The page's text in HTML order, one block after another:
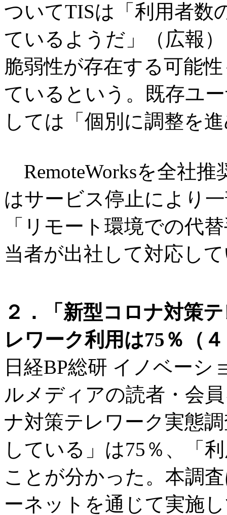
ついてTISは「利用者数
ているようだ」（広報
脆弱性が存在する可能
ているという。既存ユ
しては「個別に調整を
RemoteWorksを全社
はサービス停止により
「リモート環境での代
当者が出社して対応し
２．「新型コロナ対策
レワーク利用は75％（
日経BP総研 イノベーシ
ルメディアの読者・会
ナ対策テレワーク実態
している」は75％、「
ことが分かった。本調
ーネットを通じて実施